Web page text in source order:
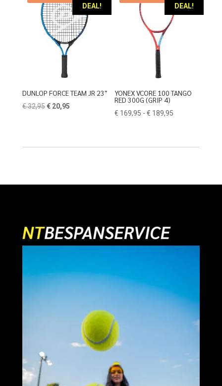
DEAL!
DUNLOP FORCE TEAM JR 23″
€32,95 Oorspronkelijke
€20,95Huidige
DEAL!
YONEX VCORE 100 TANGO
RED 300G (GRIP 4)
€ 169,95 - € 189,95